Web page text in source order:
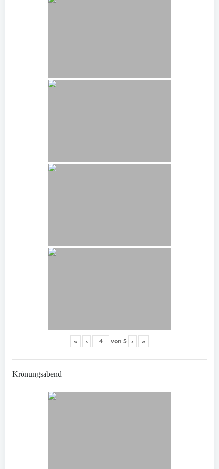
« ‹ von 5 › »
Krönungsabend